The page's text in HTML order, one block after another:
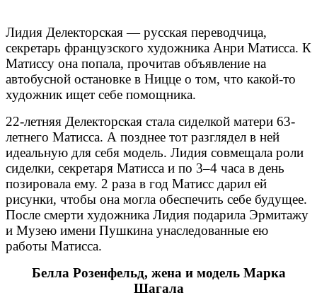
Лидия Делекторская — русская переводчица,
секретарь французского художника Анри Матисса. К
Матиссу она попала, прочитав объявление на
автобусной остановке в Ницце о том, что какой-то
художник ищет себе помощника.
22-летняя Делекторская стала сиделкой матери 63-
летнего Матисса. А позднее тот разглядел в ней
идеальную для себя модель. Лидия совмещала роли
сиделки, секретаря Матисса и по 3–4 часа в день
позировала ему. 2 раза в год Матисс дарил ей
рисунки, чтобы она могла обеспечить себе будущее.
После смерти художника Лидия подарила Эрмитажу
и Музею имени Пушкина унаследованные ею
работы Матисса.
Белла Розенфельд, жена и модель Марка
Шагала